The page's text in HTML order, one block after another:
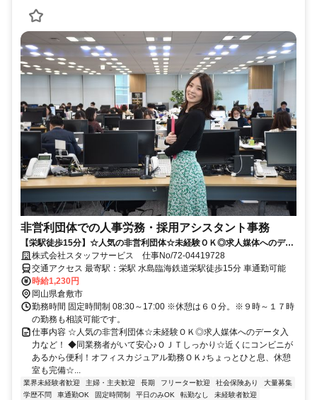
非営利団体での人事労務・採用アシスタント事務
【栄駅徒歩15分】☆人気の非営利団体☆未経験ＯＫ◎求人媒体へのデー
タ入力など！ 直接雇用実績あり！
株式会社スタッフサービス 仕事No/72-04419728
交通アクセス 最寄駅：栄駅 水島臨海鉄道栄駅徒歩15分 車通勤可能
時給1,230円
岡山県倉敷市
勤務時間 固定時間制 08:30～17:00 ※休憩は６０分。※９時～１７時
の勤務も相談可能です。
仕事内容 ☆人気の非営利団体☆未経験ＯＫ◎求人媒体へのデータ入
力など！ ◆同業務者がいて安心♪ＯＪＴしっかり☆近くにコンビニが
あるから便利！オフィスカジュアル勤務ＯＫ♪ちょっとひと息、休憩
室も完備☆...
業界未経験者歓迎 主婦・主夫歓迎 長期 フリーター歓迎 社会保険あり
大量募集
学歴不問
車通勤OK 固定時間制 平日のみOK 転勤なし
未経験者歓迎